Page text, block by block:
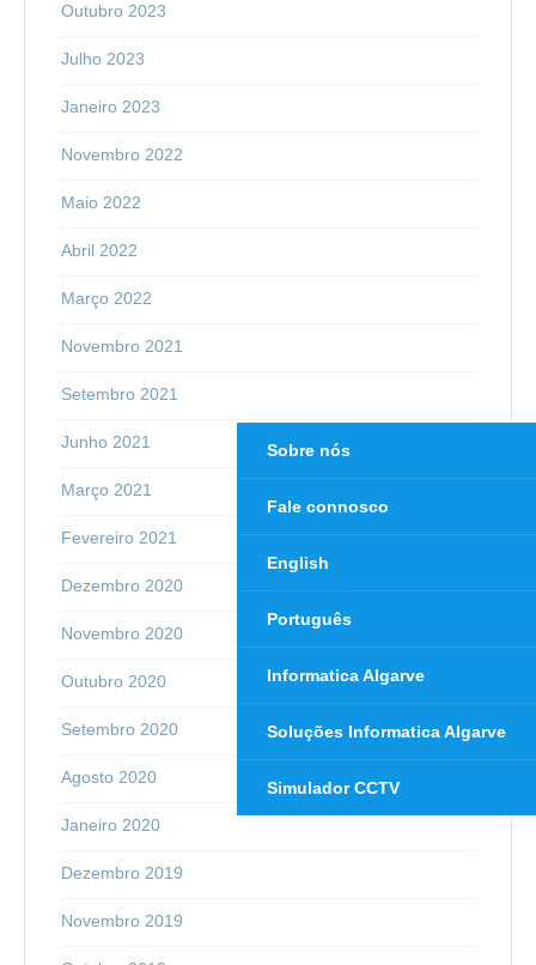
Outubro 2023
Julho 2023
Janeiro 2023
Novembro 2022
Maio 2022
Abril 2022
Março 2022
Novembro 2021
Setembro 2021
Junho 2021
Março 2021
Fevereiro 2021
Dezembro 2020
Novembro 2020
Outubro 2020
Setembro 2020
Agosto 2020
Janeiro 2020
Dezembro 2019
Novembro 2019
Sobre nós
Fale connosco
English
Português
Informatica Algarve
Soluções Informatica Algarve
Simulador CCTV